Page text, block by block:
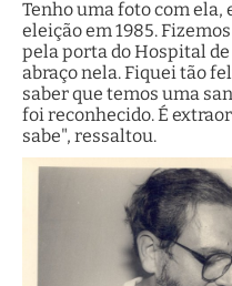
Tenho uma foto com ela,
eleição em 1985.
pela porta do Hospital
abraço nela. Fiquei tão
saber que temos uma
foi reconhecido. É
sabe", ressaltou.